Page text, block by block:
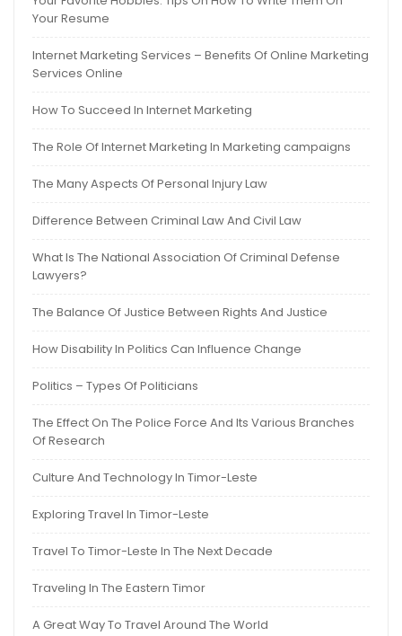
Your Resume
Internet Marketing Services – Benefits Of Online Marketing
Services Online
How To Succeed In Internet Marketing
The Role Of Internet Marketing In Marketing campaigns
The Many Aspects Of Personal Injury Law
Difference Between Criminal Law And Civil Law
What Is The National Association Of Criminal Defense
Lawyers?
The Balance Of Justice Between Rights And Justice
How Disability In Politics Can Influence Change
Politics – Types Of Politicians
The Effect On The Police Force And Its Various Branches
Of Research
Culture And Technology In Timor-Leste
Exploring Travel In Timor-Leste
Travel To Timor-Leste In The Next Decade
Traveling In The Eastern Timor
A Great Way To Travel Around The World